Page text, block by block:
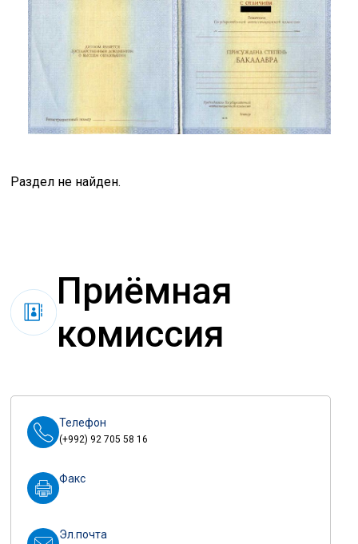
Раздел не найден.
Приёмная
комиссия
Телефон
(+992) 92 705 58 16
Факс
Эл.почта